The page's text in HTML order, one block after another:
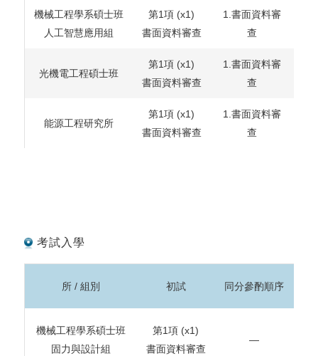
機械工程學系碩士班
人工智慧應用組
第1項 (x1)
書面資料審查
1.書面資料審
查
光機電工程碩士班
第1項 (x1)
書面資料審查
1.書面資料審
查
能源工程研究所
第1項 (x1)
書面資料審查
1.書面資料審
查
考試入學
所 / 組別 初試 同分參酌順序
機械工程學系碩士班
固力與設計組
第1項 (x1)
書面資料審查
—